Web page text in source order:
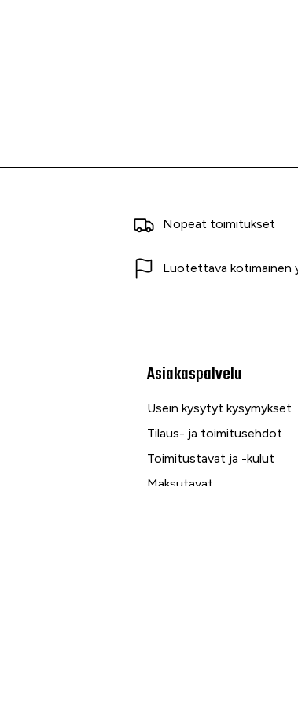
Nopeat toimitukset
Luotettava kotimainen
Asiakaspalvelu
Usein kysytyt kysymykset
Tilaus- ja toimitusehdot
Toimitustavat ja -kulut
Maksutavat